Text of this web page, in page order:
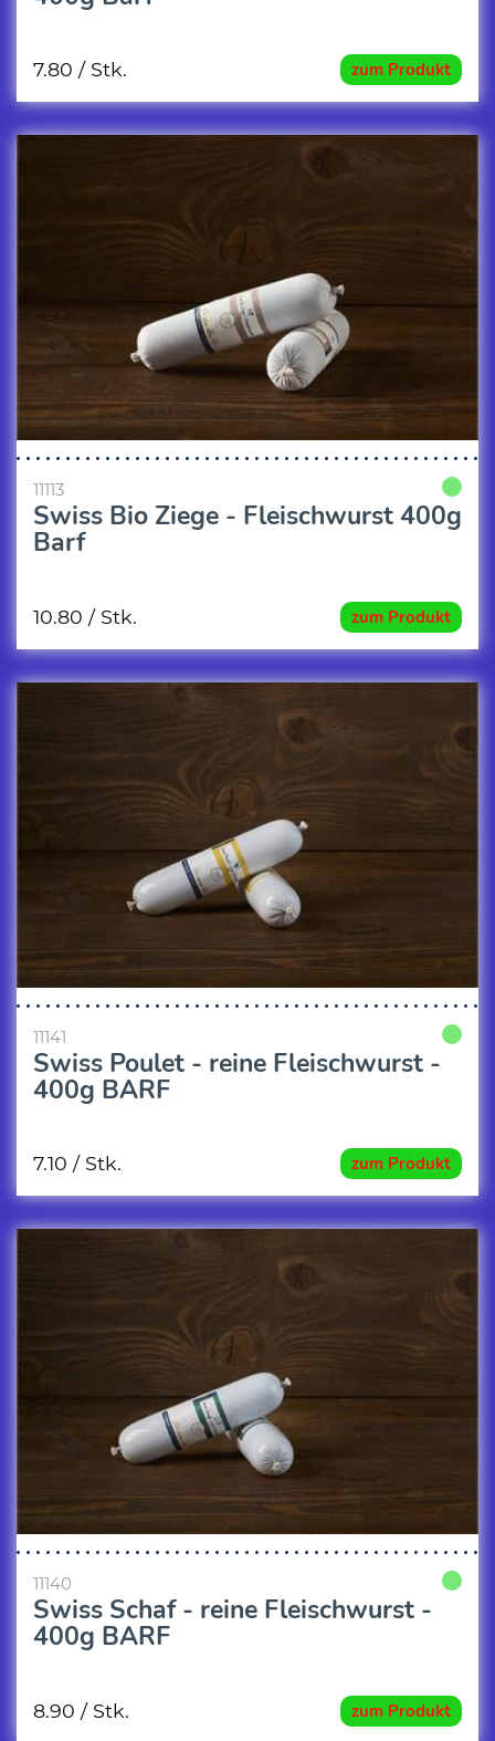
zum Produkt
7.80 / Stk.
11113
Swiss Bio Ziege - Fleischwurst 400g
Barf
zum Produkt
10.80 / Stk.
11141
Swiss Poulet - reine Fleischwurst -
400g BARF
zum Produkt
7.10 / Stk.
11140
Swiss Schaf - reine Fleischwurst -
400g BARF
zum Produkt
8.90 / Stk.